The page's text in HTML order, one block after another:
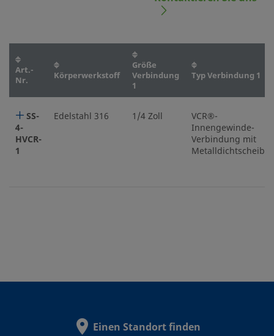
Art.-
Nr.
Körperwerkstoff
Größe
Verbindung
1
Typ Verbindung 1
SS-
4-
HVCR-
1
Edelstahl 316 1/4 Zoll
VCR®-
Innengewinde-
Verbindung mit
Metalldichtscheibe
Einen Standort finden